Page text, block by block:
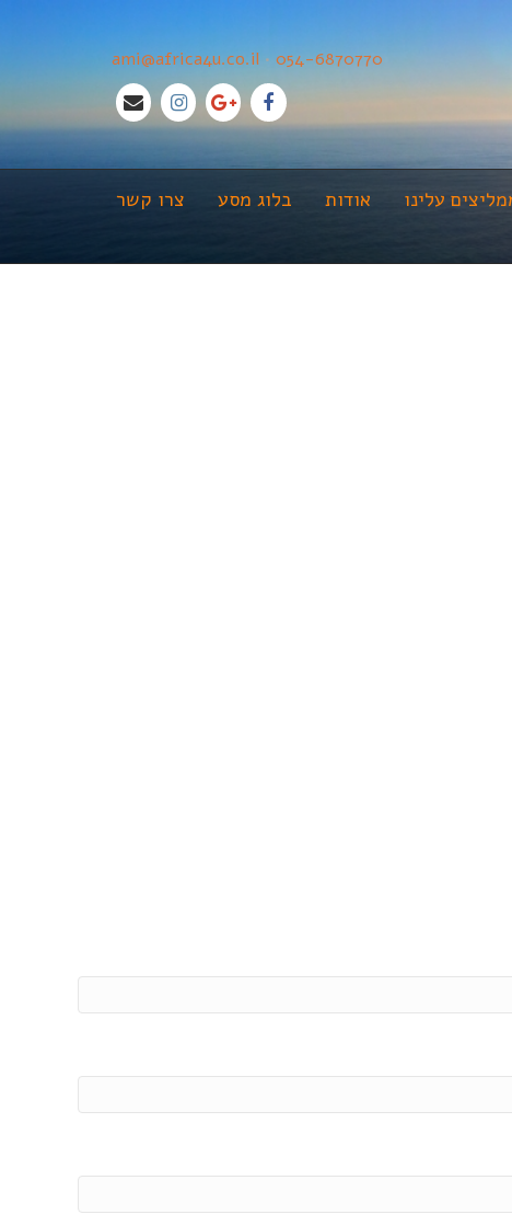
054-6870770
•
ami@africa4u.co.il
עלינו אודות בלוג מסע צרו קשר